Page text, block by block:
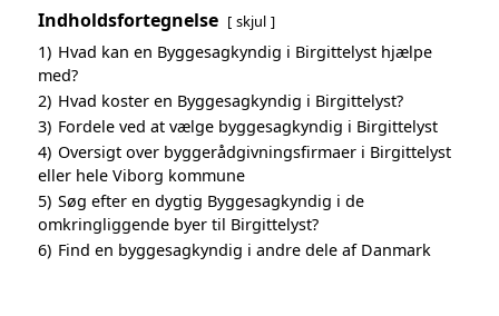
Indholdsfortegnelse skjul
1) Hvad kan en Byggesagkyndig i Birgittelyst hjælpe
med?
2) Hvad koster en Byggesagkyndig i Birgittelyst?
3) Fordele ved at vælge byggesagkyndig i Birgittelyst
4) Oversigt over byggerådgivningsfirmaer i Birgittelyst
eller hele Viborg kommune
5) Søg efter en dygtig Byggesagkyndig i de
omkringliggende byer til Birgittelyst?
6) Find en byggesagkyndig i andre dele af Danmark